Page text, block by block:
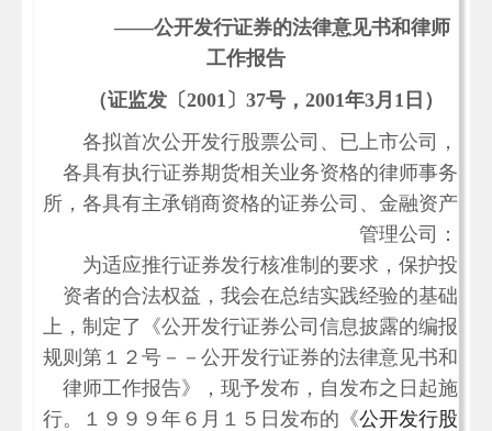
——公开发行证券的法律意见书和律师
工作报告
（证监发〔2001 〕 37号 ， 2001年3月 1 日）
各拟首次公开发行股票公司、已上市公司，
各具有执行证券期货相关业务资格的律师事务
所，各具有主承销商资格的证券公司、金融资产
管理公司：
为适应推行证券发行核准制的要求，保护投
资者的合法权益，我会在总结实践经验的基础
上，制定了《公开发行证券公司信息披露的编报
规则第１２号－－公开发行证券的法律意见书和
律师工作报告》，现予发布，自发布之日起施
行。１９９９年６月１５日发布的《公开发行股